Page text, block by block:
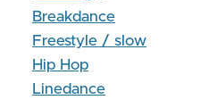
Breakdance
Freestyle / slow
Hip Hop
Linedance